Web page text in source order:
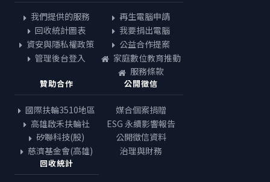
我們提供的服務
回收統計圖表
資安與隱私權政策
管理後台登入
再生電腦申請
我要捐出電腦
公益合作提案
家庭數位教育推動
服務條款
贊助合作
國際扶輪3510地區
高雄啟禾扶輪社
矽聯科技(股)
慈濟基金會(高雄)
公開徵信
媒合個案捐贈
ESG 永續影響報告
公開徵信資料
治理與財務
回收統計